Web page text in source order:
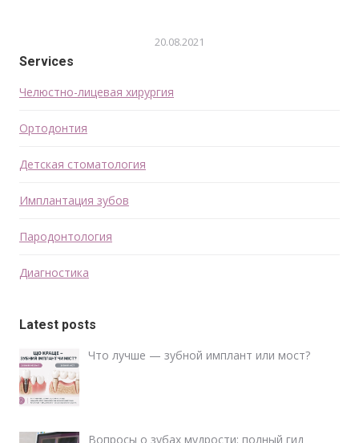
20.08.2021
Services
Челюстно-лицевая хирургия
Ортодонтия
Детская стоматология
Имплантация зубов
Пародонтология
Диагностика
Latest posts
Что лучше — зубной имплант или мост?
Вопросы о зубах мудрости: полный гид